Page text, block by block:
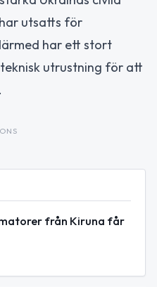
utsatts för
har ett stort
utrustning för att
från Kiruna får